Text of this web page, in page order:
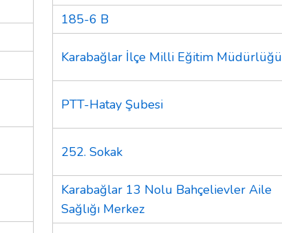
185-6 B
Karabağlar İlçe Milli Eğitim Müdürlüğü
PTT-Hatay Şubesi
252. Sokak
Karabağlar 13 Nolu Bahçelievler Aile
Sağlığı Merkez